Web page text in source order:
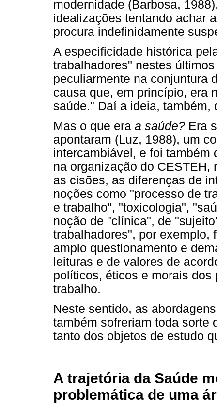
modernidade (Barbosa,
idealizações tentando achar
procura indefinidamente
A especificidade histórica
trabalhadores" nestes
peculiarmente na conjuntura
causa que, em princípio, era
saúde." Daí a ideia, também,
Mas o que era a saúde? Era
apontaram (Luz, 1988), um
intercambiável, e foi também
na organização do CESTEH,
as cisões, as diferenças de
noções como "processo de
e trabalho", "toxicologia",
noção de "clínica", de
trabalhadores", por exemplo,
amplo questionamento e
leituras e de valores de
políticos, éticos e morais
trabalho.
Neste sentido, as
também sofreriam toda sorte
tanto dos objetos de estudo
A trajetória da Saúde
problemática de uma